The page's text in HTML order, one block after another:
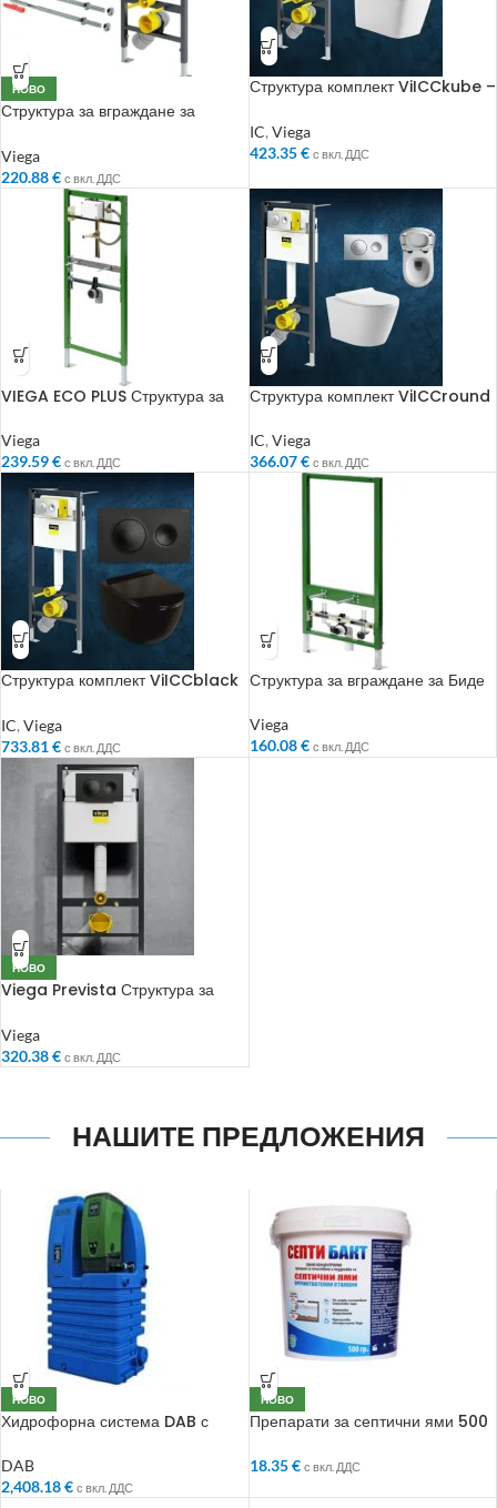
НОВО
Структура за вграждане за
FOR STYLE 20 хром и крепежни
елементи VIEGA PREVISTA
Viega
220.88€ с вкл. ДДС
Структура комплект ViICCkube –
IC, Viega
423.35€ с вкл. ДДС
VIEGA ECO PLUS Структура за
Viega
239.59€ с вкл. ДДС
Структура комплект ViICCround
IC, Viega
366.07€ с вкл. ДДС
Структура комплект ViICCblack
бутон,черна чиния и капак
IC, Viega
733.81€ с вкл. ДДС
Структура за вграждане за Биде
Viega
160.08€ с вкл. ДДС
НОВО
Viega Prevista Структура за
Visign for Style 20, черен мат
Viega
320.38€ с вкл. ДДС
НАШИТЕ ПРЕДЛОЖЕНИЯ
НОВО
Хидрофорна система DAB с
DAB
2,408.18€ с вкл. ДДС
НОВО
Препарати за септични ями 500
18.35€ с вкл. ДДС